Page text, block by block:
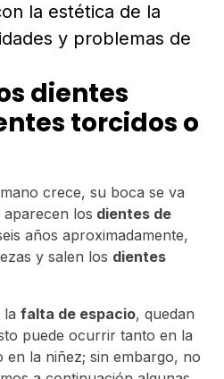
la estética de la
y problemas de
dientes
torcidos o
crece, su boca se va
los dientes de
años aproximadamente,
y salen los dientes
lafalta de espacio, quedan
puede ocurrir tanto en la
en la niñez; sin embargo, no